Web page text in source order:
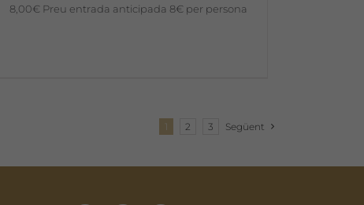
8,00€ Preu entrada anticipada 8€ per persona
1 2 3 Següent